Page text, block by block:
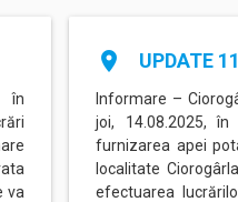
în
va
place UPDATE
Informare –
joi, 14.08.2025,
furnizarea apei
localitate
efectuarea